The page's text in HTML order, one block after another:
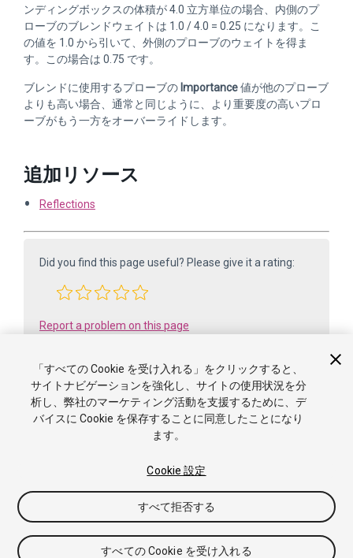
ンディングボックスの体積が 4.0 立方単位の場合、内側のプ
ローブのブレンドウェイトは 1.0 / 4.0 = 0.25 になります。こ
の値を 1.0 から引いて、外側のプローブのウェイトを得ま
す。この場合は 0.75 です。
ブレンドに使用するプローブの Importance値が他のプローブ
よりも高い場合、通常と同じように、より重要度の高いプロ
ーブがもう一方をオーバーライドします。
追加リソース
Reflections
Did you find this page useful? Please give it a rating:
Report a problem on this page
from 6000.0.65f1 (f34bf41fecc5). Built on: 2025-12-15.
Answers ナレッジベース
クッキーについて
私の個人情報を販売または共有し
「すべての Cookie を受け入れる」をクリックすると、
サイトナビゲーションを強化し、サイトの使用状況を分
析し、弊社のマーケティング活動を支援するために、デ
バイスに Cookie を保存することに同意したことになり
ます。
Cookie 設定
すべて拒否する
すべての Cookie を受け入れる